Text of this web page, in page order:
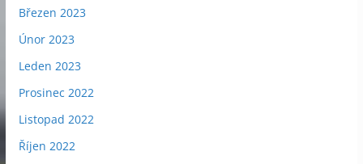
Březen 2023
Únor 2023
Leden 2023
Prosinec 2022
Listopad 2022
Říjen 2022